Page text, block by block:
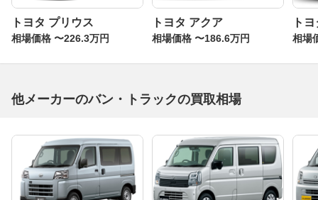
トヨタ プリウス
相場価格 〜226.3万円
トヨタ アクア
相場価格 〜186.6万円
ト
相場
他メーカーのバン・トラックの買取相場